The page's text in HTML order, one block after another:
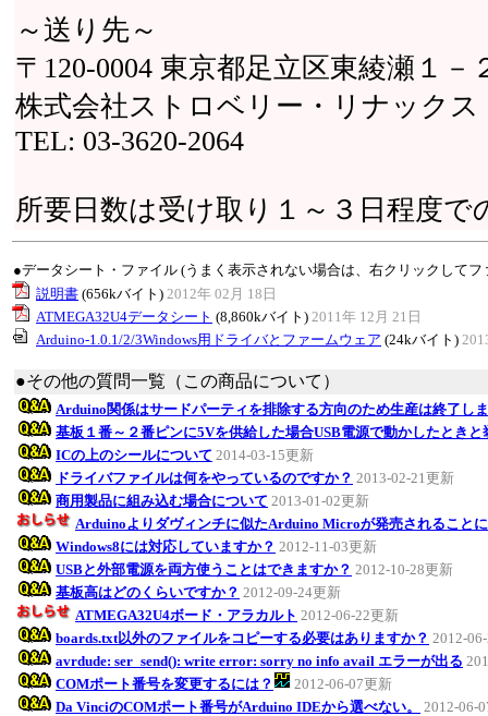
～送り先～
〒120-0004 東京都足立区東綾瀬１－
株式会社ストロベリー・リナック
TEL: 03-3620-2064
所要日数は受け取り１～３日程度で
●データシート・ファイル (うまく表示されない場合は、右クリックして
説明書 (656kバイト) 2012年 02月 18日
ATMEGA32U4データシート (8,860kバイト) 2011年 12月 21日
Arduino-1.0.1/2/3Windows用ドライバとファームウェア (24kバイト)
●その他の質問一覧（この商品について）
Arduino関係はサードパーティを排除する方向のため生産は終了し
基板１番～２番ピンに5Vを供給した場合USB電源で動かしたとき
ICの上のシールについて 2014-03-15更新
ドライバファイルは何をやっているのですか？ 2013-02-21更新
商用製品に組み込む場合について 2013-01-02更新
Arduinoよりダヴィンチに似たArduino Microが発売されること
Windows8には対応していますか？ 2012-11-03更新
USBと外部電源を両方使うことはできますか？ 2012-10-28更新
基板高はどのくらいですか？ 2012-09-24更新
ATMEGA32U4ボード・アラカルト 2012-06-22更新
boards.txt以外のファイルをコピーする必要はありますか？ 2012-
avrdude: ser_send(): write error: sorry no info avail エラーが出る
COMポート番号を変更するには？
2012-06-07更新
Da VinciのCOMポート番号がArduino IDEから選べない。
2012-06-